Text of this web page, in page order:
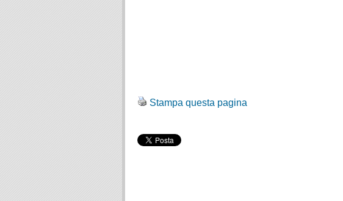
Stampa questa pagina